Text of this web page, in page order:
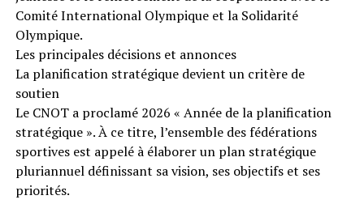
Comité International Olympique et la Solidarité
Olympique.
Les principales décisions et annonces
La planification stratégique devient un critère de
soutien
Le CNOT a proclamé 2026 « Année de la planification
stratégique ». À ce titre, l’ensemble des fédérations
sportives est appelé à élaborer un plan stratégique
pluriannuel définissant sa vision, ses objectifs et ses
priorités.